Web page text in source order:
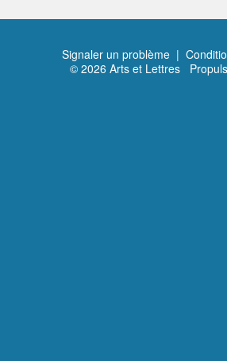
Signaler un problème |
© 2026 Arts et Lettres